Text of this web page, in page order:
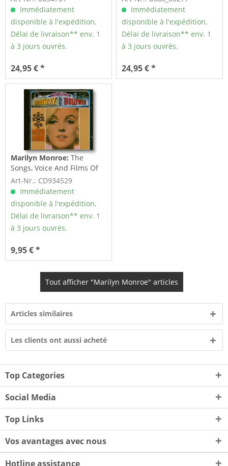
Immédiatement
disponible à l'expédition,
Délai de livraison** env. 1
à 3 jours ouvrés.
24,95 € *
Immédiatement
disponible à l'expédition,
Délai de livraison** env. 1
à 3 jours ouvrés.
24,95 € *
Marilyn Monroe:The
Songs, Voice And Films Of
Marilyn Monroe (CD)
Art-Nr.: CD934529
Immédiatement
disponible à l'expédition,
Délai de livraison** env. 1
à 3 jours ouvrés.
9,95 € *
Tout afficher "Marilyn Monroe" articles
Articles similaires
Les clients ont aussi acheté
Top Categories
Social Media
Top Links
Vos avantages avec nous
Hotline assistance